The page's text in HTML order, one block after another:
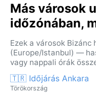
Más városok
időzónában,
Ezek a városok
(Europe/Istanbul) —
vagy nappali órák
🇹🇷 Időjárás Ankara
Törökország